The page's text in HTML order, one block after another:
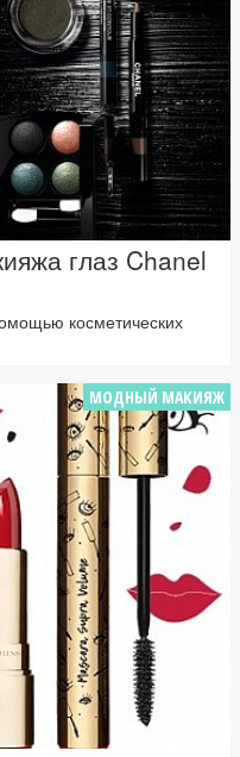
глаз Chanel
косметических
МОДНЫЙ МАКИЯЖ